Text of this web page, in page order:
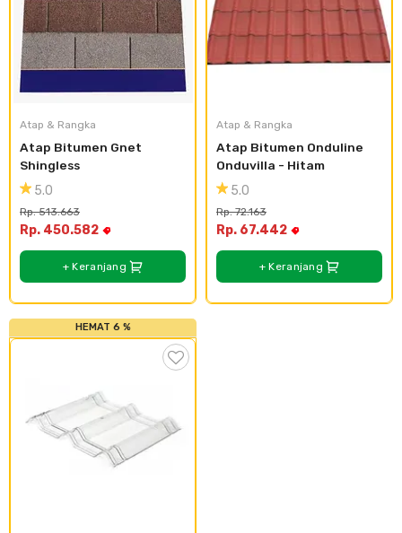
Atap & Rangka
Atap Bitumen Gnet
Shingless
5.0
Rp. 513.663
Rp. 450.582
+ Keranjang
Atap & Rangka
Atap Bitumen Onduline
Onduvilla - Hitam
5.0
Rp. 72.163
Rp. 67.442
+ Keranjang
HEMAT 6 %